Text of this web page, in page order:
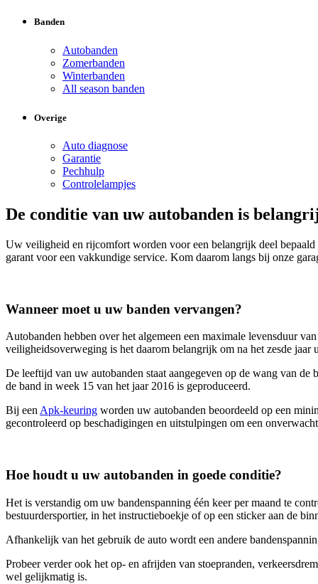
Banden
Autobanden
Zomerbanden
Winterbanden
All season banden
Overige
Auto diagnose
Garantie
Pechhulp
Controlelampjes
De conditie van uw autobanden is
Uw veiligheid en rijcomfort worden voor een belangrijk deel
garant voor een vakkundige service. Kom daarom langs bij onze
Wanneer moet u uw banden vervangen?
Autobanden hebben over het algemeen een maximale levensduur
veiligheidsoverweging is het daarom belangrijk om na het zesde jaar
De leeftijd van uw autobanden staat aangegeven op de wang van
de band in week 15 van het jaar 2016 is geproduceerd.
Bij een Apk-keuring worden uw autobanden beoordeeld op een
gecontroleerd op beschadigingen en uitstulpingen om een
Hoe houdt u uw autobanden in goede conditie?
Het is verstandig om uw bandenspanning één keer per maand te
bestuurdersportier, in het instructieboekje of op een sticker aan de
Afhankelijk van het gebruik de auto wordt een andere
Probeer verder ook het op- en afrijden van stoepranden,
wel gelijkmatig is.